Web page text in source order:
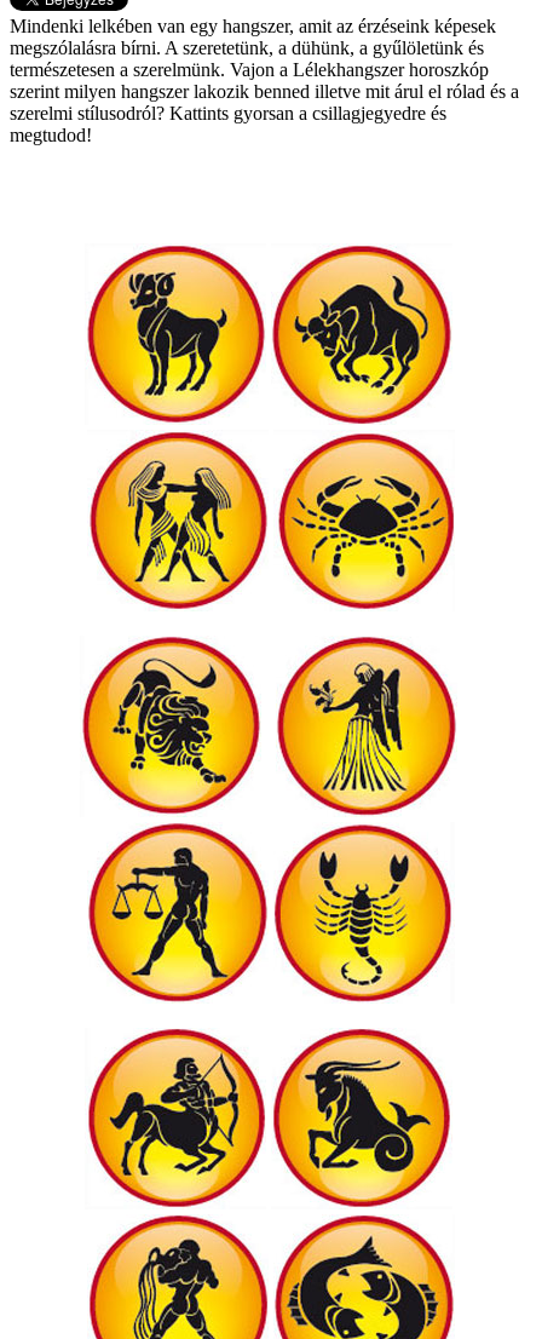
Mindenki lelkében van egy hangszer, amit az érzéseink képesek
megszólalásra bírni. A szeretetünk, a dühünk, a gyűlöletünk és
természetesen a szerelmünk. Vajon a Lélekhangszer horoszkóp
szerint milyen hangszer lakozik benned illetve mit árul el rólad és a
szerelmi stílusodról? Kattints gyorsan a csillagjegyedre és
megtudod!